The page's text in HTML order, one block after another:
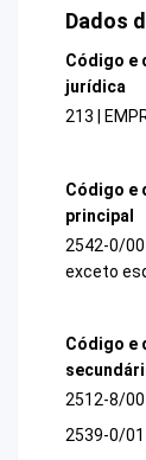
Dados
Código e
jurídica
213 |
Código e
principal
2542-0/
exceto
Código e
2512-8/
2539-0/